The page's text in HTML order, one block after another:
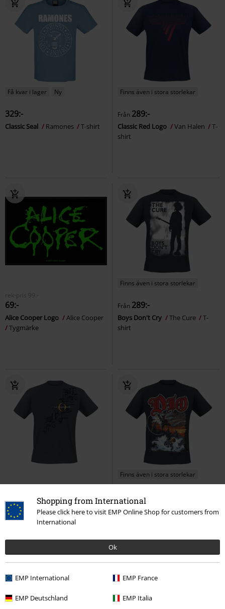
Shopping from International
Please click here to visit EMP Online Shop for customers from
International
Ok
EMP International EMP France
EMP Deutschland EMP Italia
Få kvar i lager Ny
329:-
Classic Seal Ramones T-shirt
Finns även i stora storlekar
Från 289:-
Classic Red Logo Van Halen
T-
shirt
rek-pris 99:-
69:-
Alice Cooper Logo
Alice Cooper
Tygmärke
Finns även i stora storlekar
Från 289:-
Boys Don't Cry The Cure
T-
shirt
Hieroglyphics
A Perfect Circle
T-shirt
Finns även i stora storlekar
Från 289:-
Holy diver Dio T-shirt